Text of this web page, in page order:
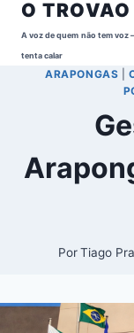
Pular
para
Conteúdo
O TROVAO
A voz de quem não tem voz
tenta calar
ARAPONGAS |
PorTiago